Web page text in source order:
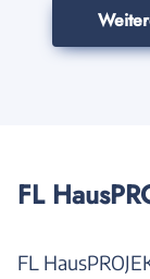
FL
FL